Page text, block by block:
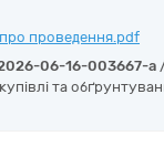
проведення.pdf
06-16-003667-a
та